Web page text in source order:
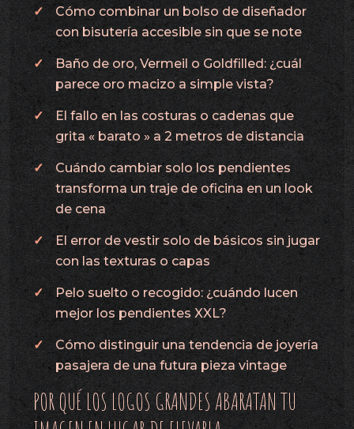
Cómo combinar un bolso de diseñador
con bisutería accesible sin que se note
Baño de oro, Vermeil o Goldfilled: ¿cuál
parece oro macizo a simple vista?
El fallo en las costuras o cadenas que
grita « barato » a 2 metros de distancia
Cuándo cambiar solo los pendientes
transforma un traje de oficina en un look
de cena
El error de vestir solo de básicos sin jugar
con las texturas o capas
Pelo suelto o recogido: ¿cuándo lucen
mejor los pendientes XXL?
Cómo distinguir una tendencia de joyería
pasajera de una futura pieza vintage
POR QUÉ LOS LOGOS GRANDES ABARATAN TU